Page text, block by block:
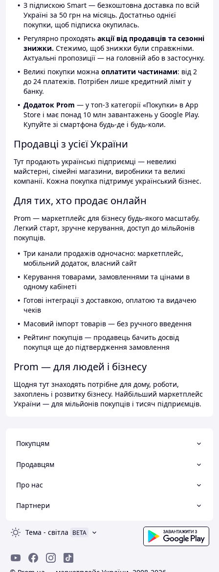
З підпискою Smart — безкоштовна доставка по всій
Україні за 50 грн на місяць. Достатньо однієї
покупки, щоб підписка окупилась.
Регулярно проходять акції від продавців та сезонні
знижки. Стежимо, щоб знижки були справжніми.
Актуальні пропозиції — на головній або в застосунку.
Великі покупки можна оплатити частинами: від 2
до 24 платежів. Потрібен лише кредитний ліміт у
банку.
Додаток Prom — у топ-3 категорії «Покупки» в App
Store і має понад 10 млн завантажень у Google Play.
Купуйте зі смартфона будь-де і будь-коли.
Продавці з усієї України
Тут продають українські підприємці — невеликі
майстерні, сімейні магазини, виробники та великі
компанії. Кожна покупка підтримує український бізнес.
Для тих, хто продає онлайн
Prom — маркетплейс для бізнесу будь-якого масштабу.
Легкий старт, зручне керування, доступ до мільйонів
покупців.
Три канали продажів одночасно: маркетплейс,
мобільний додаток, власний сайт
Керування товарами, замовленнями та цінами в
одному кабінеті
Готові інтеграції з доставкою, оплатою та видачею
чеків
Масовий імпорт товарів — без ручного введення
Рейтинг покупців — продавець бачить досвід
покупця ще до підтвердження замовлення
Prom — для людей і бізнесу
Щодня тут знаходять потрібне для дому, роботи,
захоплень і розвитку бізнесу. Найбільший маркетплейс
України — для мільйонів покупців і тисяч підприємців.
Покупцям
Продавцям
Про нас
Партнери
Тема - світла BETA